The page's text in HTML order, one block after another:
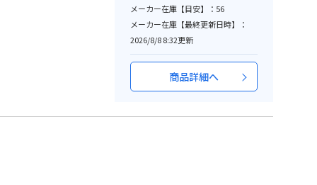
メーカー在庫【目安】：56
メーカー在庫【最終更新日時】：
2026/8/8 8:32更新
商品詳細へ